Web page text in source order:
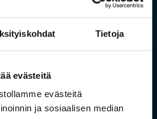
Tietoja
evästeitä
evästeitä
ja sosiaalisen median
ajan tasalla ja hallitusti
paikassa
Varaa demo